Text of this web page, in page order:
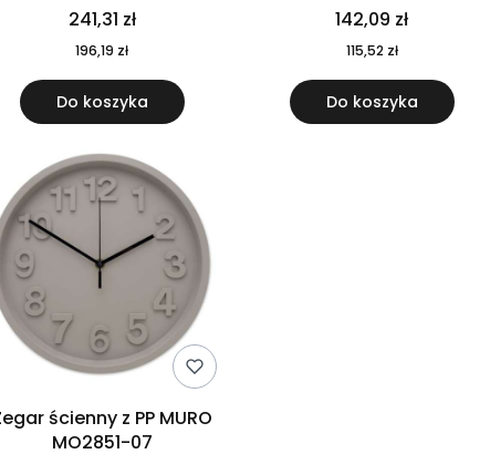
241,31 zł
196,19 zł
Do koszyka
142,09 zł
115,52 zł
Do koszyka
ścienny z PP MURO
MO2851-07